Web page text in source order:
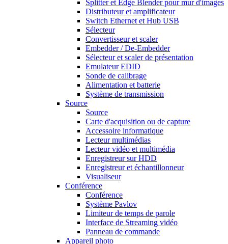
Splitter et Edge Blender pour mur d'images
Distributeur et amplificateur
Switch Ethernet et Hub USB
Sélecteur
Convertisseur et scaler
Embedder / De-Embedder
Sélecteur et scaler de présentation
Emulateur EDID
Sonde de calibrage
Alimentation et batterie
Système de transmission
Source
Source
Carte d'acquisition ou de capture
Accessoire informatique
Lecteur multimédias
Lecteur vidéo et multimédia
Enregistreur sur HDD
Enregistreur et échantillonneur
Visualiseur
Conférence
Conférence
Système Pavlov
Limiteur de temps de parole
Interface de Streaming vidéo
Panneau de commande
Appareil photo